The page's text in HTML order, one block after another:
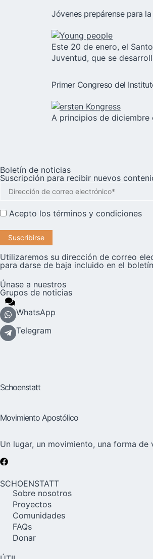
Jóvenes prepárense para
Este 20 de enero, el
Juventud, que se
Primer Congreso del
A principios de diciembre
Boletín de noticias
Suscripción para recibir nuevos
Acepto los términos y condiciones
Utilizaremos su dirección de correo
para darse de baja incluido en el
Únase a nuestros
Grupos de noticias
WhatsApp
Telegram
Schoenstatt
Movimiento Apostólico
Un lugar, un movimiento, una forma de
SCHOENSTATT
Sobre nosotros
Proyectos
Comunidades
FAQs
Donar